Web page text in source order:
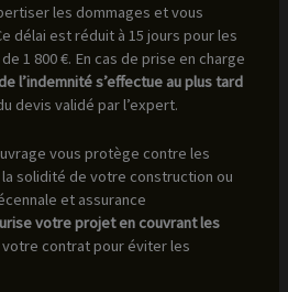
les dommages et vous
délai est réduit à 15 jours pour les
1 800 €. En cas de prise en charge
l’indemnité s’effectue au plus tard
devis validé par l’expert.
vous protège contre les
solidité de votre construction ou
et assurance
votre projet en couvrant les
votre contrat pour éviter les